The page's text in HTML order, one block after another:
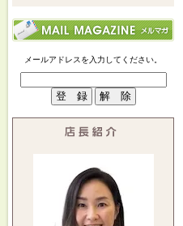
メールアドレスを入力してください。